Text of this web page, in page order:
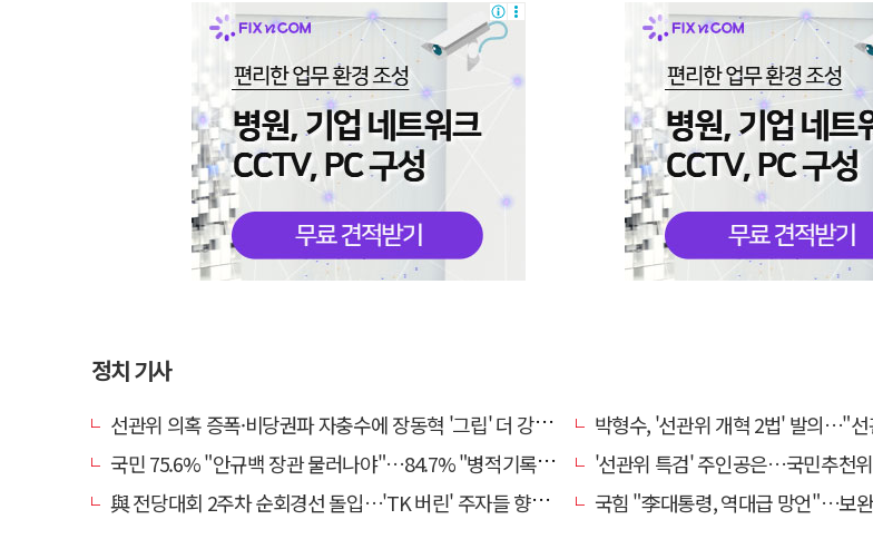
정치 기사
선관위 의혹 증폭·비당권파 자충수에 장동혁 '그립' 더 강해졌다
박형수, '선관위 개혁 2법' 발의…"
국민 75.6% "안규백 장관 물러나야"…84.7% "병적기록부 공개해야"
'선관위 특검' 주인공은…국민추천위
與 전당대회 2주차 순회경선 돌입…'TK 버린' 주자들 향배는?
국힘 "李대통령, 역대급 망언"…보완수사권·육사